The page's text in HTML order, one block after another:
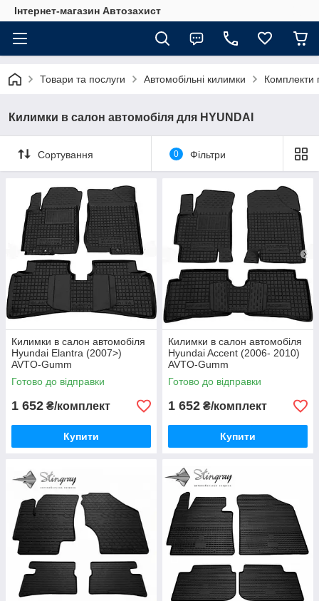
Інтернет-магазин Автозахист
Товари та послуги Автомобільні килимки Комплекти
Килимки в салон автомобіля для HYUNDAI
Сортування 0 Фільтри
Килимки в салон автомобіля
Hyundai Elantra (2007>)
AVTO-Gumm
Готово до відправки
1 652 ₴/комплект
Купити
Килимки в салон автомобіля
Hyundai Accent (2006- 2010)
AVTO-Gumm
Готово до відправки
1 652 ₴/комплект
Купити